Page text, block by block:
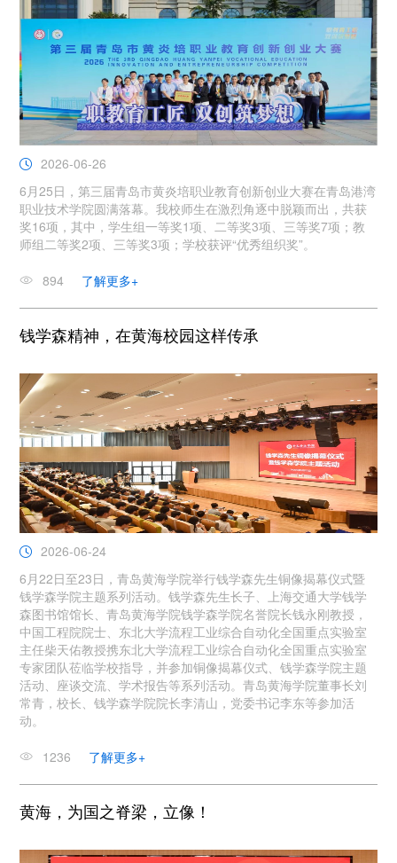
2026-06-26
6月25日，第三届青岛市黄炎培职业教育创新创业大赛在青岛港湾
职业技术学院圆满落幕。我校师生在激烈角逐中脱颖而出，共获
奖16项，其中，学生组一等奖1项、二等奖3项、三等奖7项；教
师组二等奖2项、三等奖3项；学校获评“优秀组织奖”。
894 了解更多+
钱学森精神，在黄海校园这样传承
2026-06-24
6月22日至23日，青岛黄海学院举行钱学森先生铜像揭幕仪式暨
钱学森学院主题系列活动。钱学森先生长子、上海交通大学钱学
森图书馆馆长、青岛黄海学院钱学森学院名誉院长钱永刚教授，
中国工程院院士、东北大学流程工业综合自动化全国重点实验室
主任柴天佑教授携东北大学流程工业综合自动化全国重点实验室
专家团队莅临学校指导，并参加铜像揭幕仪式、钱学森学院主题
活动、座谈交流、学术报告等系列活动。青岛黄海学院董事长刘
常青，校长、钱学森学院院长李清山，党委书记李东等参加活
动。
1236 了解更多+
黄海，为国之脊梁，立像！